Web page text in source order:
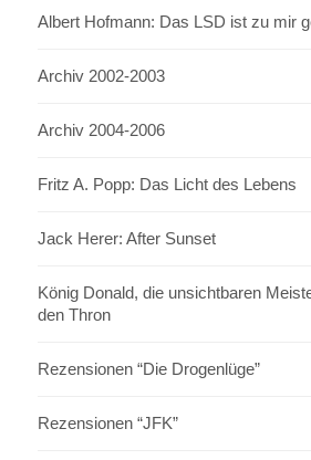
Albert Hofmann: Das LSD ist zu mir
Archiv 2002-2003
Archiv 2004-2006
Fritz A. Popp: Das Licht des Lebens
Jack Herer: After Sunset
König Donald, die unsichtbaren
den Thron
Rezensionen “Die Drogenlüge”
Rezensionen “JFK”